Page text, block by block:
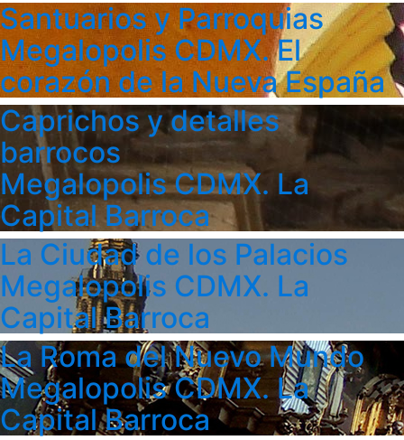
Santuarios y Parroquias
Megalopolis CDMX. El
corazón de la Nueva España
Caprichos y detalles
barrocos
Megalopolis CDMX. La
Capital Barroca
La Ciudad de los Palacios
Megalopolis CDMX. La
Capital Barroca
La Roma del Nuevo Mundo
Megalopolis CDMX. La
Capital Barroca